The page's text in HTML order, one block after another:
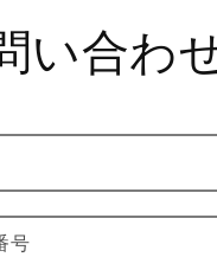
い合わ
号